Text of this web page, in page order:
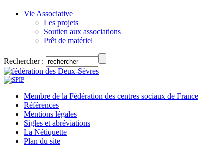
Vie Associative
Les projets
Soutien aux associations
Prêt de matériel
Rechercher :
Membre de la Fédération des centres sociaux de France
Références
Mentions légales
Sigles et abréviations
La Nétiquette
Plan du site